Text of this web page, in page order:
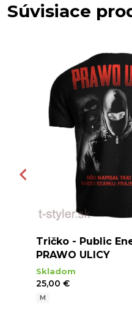
Súvisiace
Tričko - Public
PRAWO ULICY
Skladom
25,00 €
M